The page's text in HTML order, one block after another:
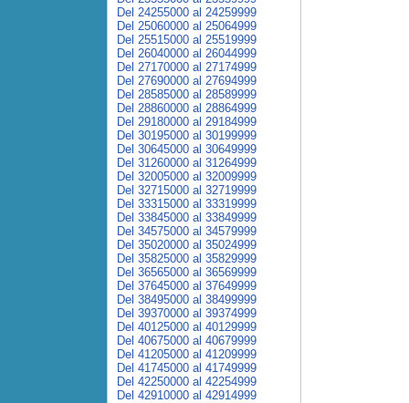
Del 24255000 al 24259999
Del 25060000 al 25064999
Del 25515000 al 25519999
Del 26040000 al 26044999
Del 27170000 al 27174999
Del 27690000 al 27694999
Del 28585000 al 28589999
Del 28860000 al 28864999
Del 29180000 al 29184999
Del 30195000 al 30199999
Del 30645000 al 30649999
Del 31260000 al 31264999
Del 32005000 al 32009999
Del 32715000 al 32719999
Del 33315000 al 33319999
Del 33845000 al 33849999
Del 34575000 al 34579999
Del 35020000 al 35024999
Del 35825000 al 35829999
Del 36565000 al 36569999
Del 37645000 al 37649999
Del 38495000 al 38499999
Del 39370000 al 39374999
Del 40125000 al 40129999
Del 40675000 al 40679999
Del 41205000 al 41209999
Del 41745000 al 41749999
Del 42250000 al 42254999
Del 42910000 al 42914999